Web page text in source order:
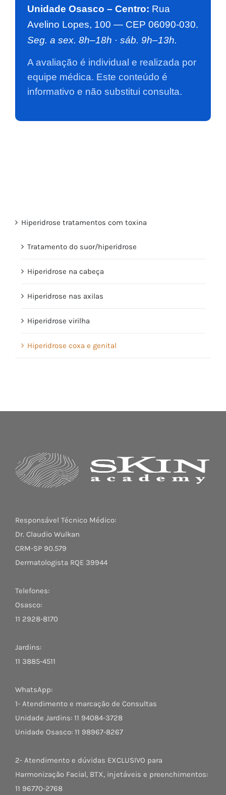
Unidade Osasco – Centro: Rua
Avelino Lopes, 100 — CEP 06090-030.
Seg. a sex. 8h–18h · sáb. 9h–13h.
A avaliação é individual e realizada por
equipe médica. Este conteúdo é
informativo e não substitui consulta.
Hiperidrose tratamentos com toxina
Tratamento do suor/hiperidrose
Hiperidrose na cabeça
Hiperidrose nas axilas
Hiperidrose virilha
Hiperidrose coxa e genital
Responsável Técnico Médico:
Dr. Claudio Wulkan
CRM-SP 90.579
Dermatologista RQE 39944
Telefones:
Osasco:
11 2928-8170
Jardins:
11 3885-4511
WhatsApp:
1- Atendimento e marcação de Consultas
Unidade Jardins: 11 94084-3728
Unidade Osasco: 11 98967-8267
2- Atendimento e dúvidas EXCLUSIVO para
Harmonização Facial, BTX, injetáveis e preenchimentos:
11 96770-2768